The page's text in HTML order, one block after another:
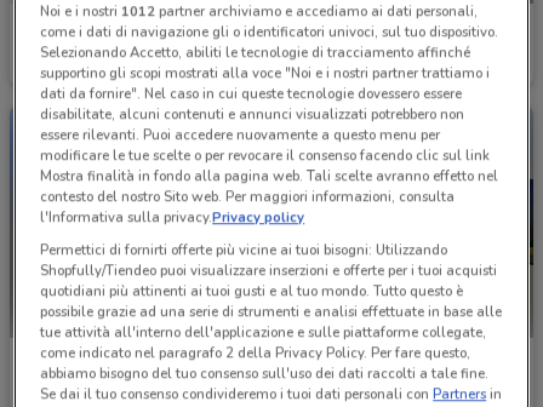
BestDrive
Scade il 12/10 2.6 km
Alfa Romeo
2.7 km
Euromaster Euromaster
Noi e i nostri 1012partner archiviamo e accediamo ai dati personali,
come i dati di navigazione gli o identificatori univoci, sul tuo dispositivo.
Selezionando Accetto, abiliti le tecnologie di tracciamento affinché
supportino gli scopi mostrati alla voce "Noi e i nostri partner trattiamo i
dati da fornire". Nel caso in cui queste tecnologie dovessero essere
disabilitate, alcuni contenuti e annunci visualizzati potrebbero non
essere rilevanti. Puoi accedere nuovamente a questo menu per
modificare le tue scelte o per revocare il consenso facendo clic sul link
Mostra finalità in fondo alla pagina web. Tali scelte avranno effetto nel
contesto del nostro Sito web. Per maggiori informazioni, consulta
l'Informativa sulla privacy.Privacy policy
Permettici di fornirti offerte più vicine ai tuoi bisogni: Utilizzando
Shopfully/Tiendeo puoi visualizzare inserzioni e offerte per i tuoi acquisti
quotidiani più attinenti ai tuoi gusti e al tuo mondo. Tutto questo è
possibile grazie ad una serie di strumenti e analisi effettuate in base alle
tue attività all'interno dell'applicazione e sulle piattaforme collegate,
come indicato nel paragrafo 2 della Privacy Policy. Per fare questo,
abbiamo bisogno del tuo consenso sull'uso dei dati raccolti a tale fine.
Se dai il tuo consenso condivideremo i tuoi dati personali conPartnersin